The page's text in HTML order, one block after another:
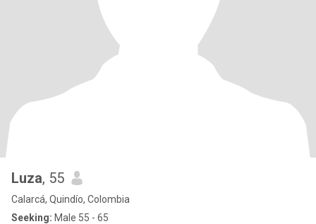
Luza, 55
Calarcá, Quindío, Colombia
Seeking: Male 55 - 65